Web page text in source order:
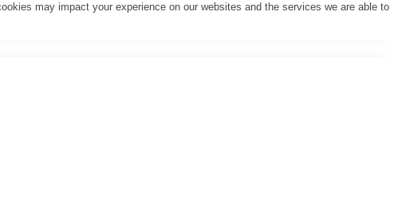
may impact your experience on our websites and the services we are able to